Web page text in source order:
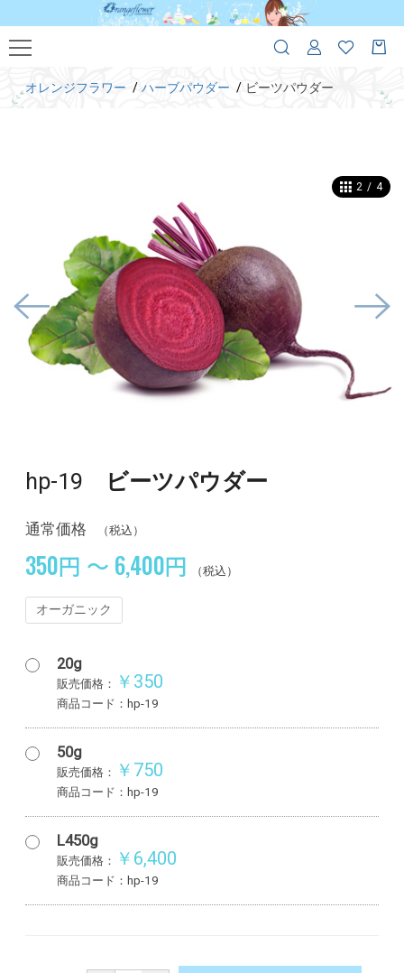
オレンジフラワー ハーブパウダー ビーツパウダー
2 / 4
hp-19 ビーツパウダー
通常価格 （税込）
350円 ～ 6,400円 （税込）
オーガニック
20g
販売価格： ￥350
商品コード：hp-19
50g
販売価格： ￥750
商品コード：hp-19
L450g
販売価格： ￥6,400
商品コード：hp-19